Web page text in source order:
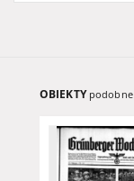
OBIEKTY podobne